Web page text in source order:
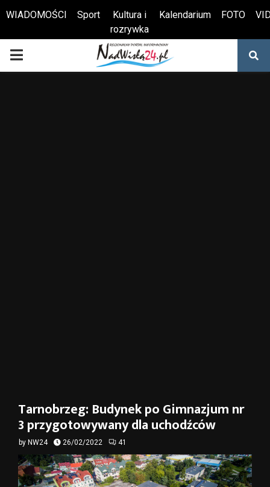
Otwórz pasek narzędzi
WIADOMOŚCI Sport
Kultura i
rozrywka
Kalendarium FOTO
PRIMARY
Tarnobrzeg: Budynek po Gimnazjum nr
3 przygotowywany dla uchodźców
by NW24 26/02/2022 41